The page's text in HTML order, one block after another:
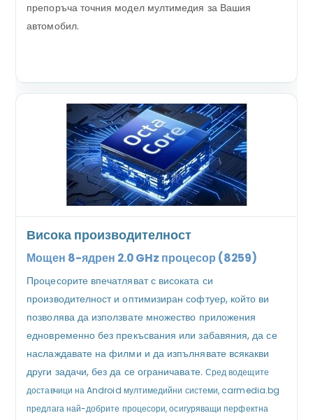
препоръча точния модел мултимедия за Вашия
автомобил.
Висока производителност
Мощен 8-ядрен 2.0 GHz процесор (8259)
Процесорите впечатляват с високата си
производителност и оптимизиран софтуер, който ви
позволява да използвате множество приложения
едновременно без прекъсвания или забавяния, да се
наслаждавате на филми и да изпълнявате всякакви
други задачи, без да се ограничавате. Сред водещите
доставчици на Android мултимедийни системи, carmedia.bg
предлага най-добрите процесори, осигуряващи перфектна